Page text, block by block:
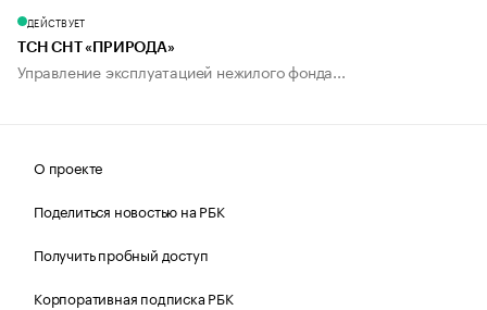
ДЕЙСТВУЕТ
ТСН СНТ «ПРИРОДА»
Управление эксплуатацией нежилого фонда...
О проекте
Поделиться новостью на РБК
Получить пробный доступ
Корпоративная подписка РБК